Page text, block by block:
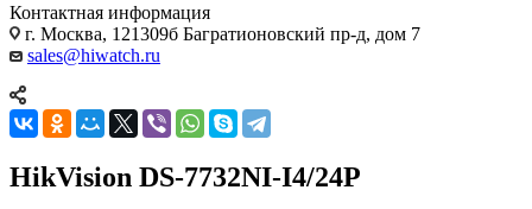
Контактная информация
г. Москва, 121309б Багратионовский пр-д, дом 7
sales@hiwatch.ru
HikVision DS-7732NI-I4/24P